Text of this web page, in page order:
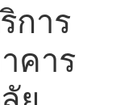
การ
คาร